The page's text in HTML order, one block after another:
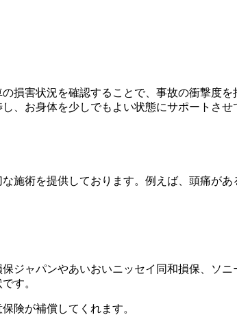
損害状況を確認することで、事故の衝撃度
、お身体を少しでもよい状態にサポートさせ
施術を提供しております。例えば、頭痛が
ジャパンやあいおいニッセイ同和損保、ソニ
す。
険が補償してくれます。